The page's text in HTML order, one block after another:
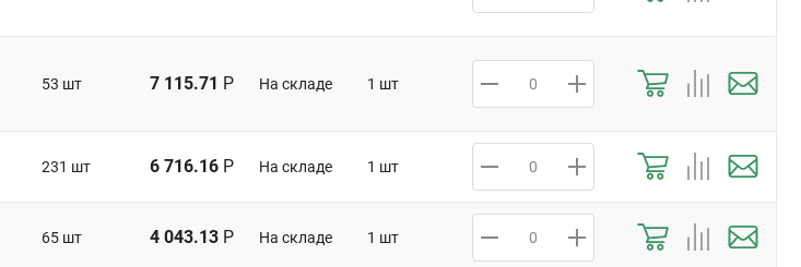
53 шт 7 115.71 Р На складе 1 шт
231 шт 6 716.16 Р На складе 1 шт
65 шт 4 043.13 Р На складе 1 шт